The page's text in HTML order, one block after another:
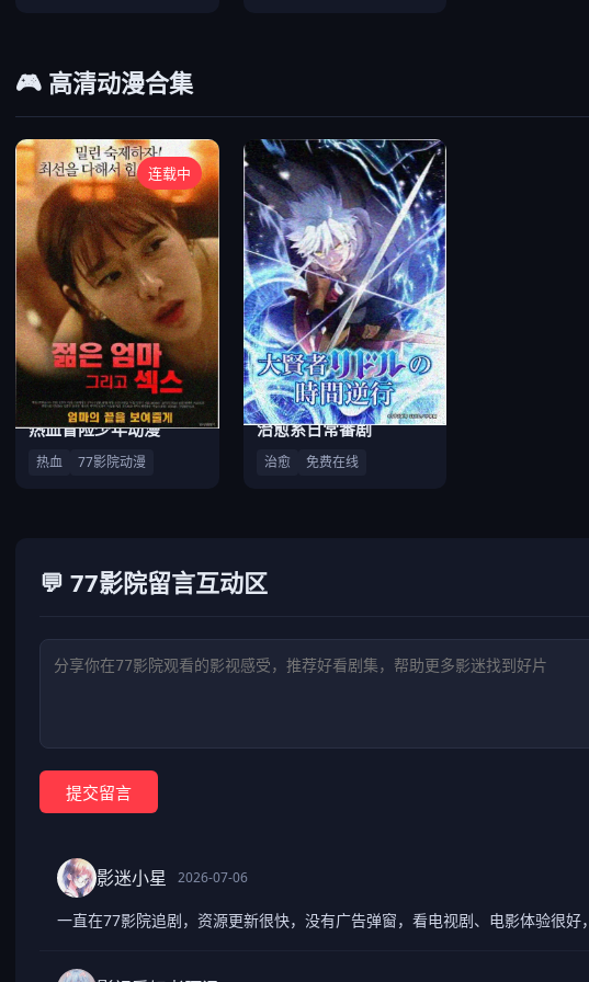
🎮 高清动漫合集
连载中
热血冒险少年动漫
热血 77影院动漫
治愈系日常番剧
治愈 免费在线
💬 77影院留言互动区
提交留言
影迷小星 2026-07-06
一直在77影院追剧，资源更新很快，没有广告弹窗，看电视剧、电影体验很好